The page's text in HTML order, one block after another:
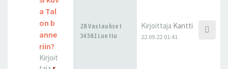
a Tal
on b
anne
riin?
Kirjoit
28 Vastaukset
34581 Luettu
Kirjoittaja Kantti
22.09.22 01:41